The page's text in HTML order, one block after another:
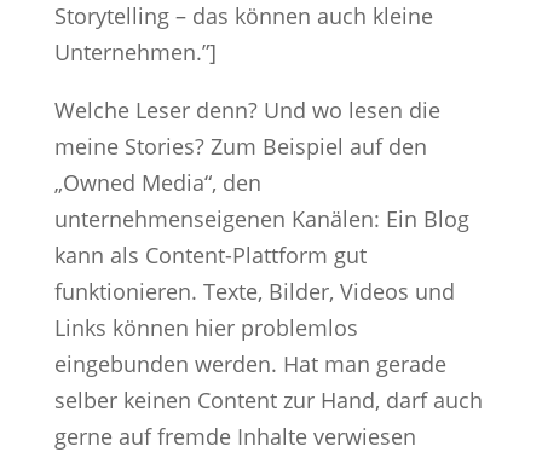
Storytelling – das können auch kleine
Unternehmen.”]
Welche Leser denn? Und wo lesen die
meine Stories? Zum Beispiel auf den
„Owned Media“, den
unternehmenseigenen Kanälen: Ein Blog
kann als Content-Plattform gut
funktionieren. Texte, Bilder, Videos und
Links können hier problemlos
eingebunden werden. Hat man gerade
selber keinen Content zur Hand, darf auch
gerne auf fremde Inhalte verwiesen